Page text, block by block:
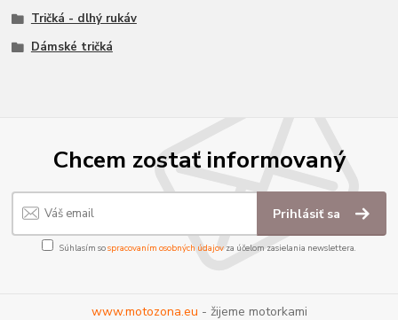
Tričká - dlhý rukáv
Dámské tričká
Chcem zostať informovaný
Prihlásiť sa
Súhlasím sospracovaním osobných údajov za účelom zasielania newslettera.
www.motozona.eu - žijeme motorkami